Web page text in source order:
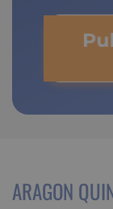
ARAGON